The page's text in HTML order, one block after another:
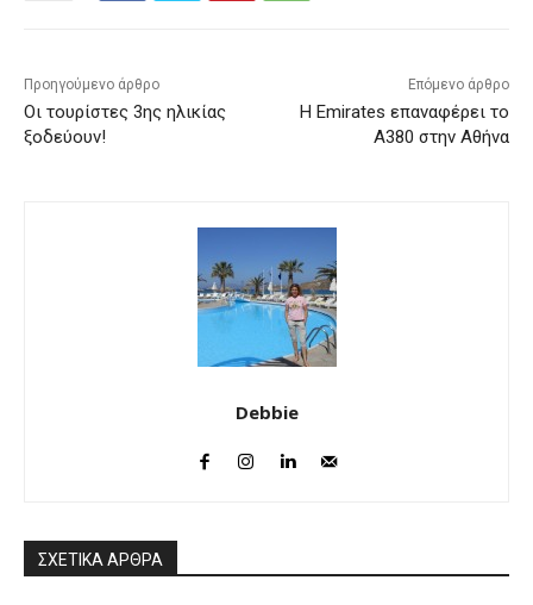
Προηγούμενο άρθρο
Οι τουρίστες 3ης ηλικίας
ξοδεύουν!
Επόμενο άρθρο
Η Emirates επαναφέρει το
Α380 στην Αθήνα
Debbie
ΣΧΕΤΙΚΑ ΑΡΘΡΑ